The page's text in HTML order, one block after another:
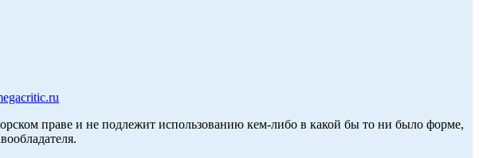
праве и не подлежит использованию кем-либо в какой бы то ни было форме,